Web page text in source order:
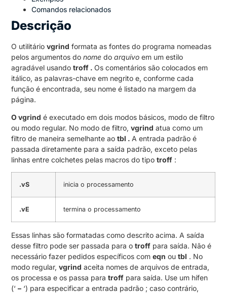
Comandos relacionados
Descrição
O utilitáriovgrind formata as fontes do programa nomeadas
pelos argumentos donome doarquivo em um estilo
agradável usandotroff .Os comentários são colocados em
itálico, as palavras-chave em negrito e, conforme cada
função é encontrada, seu nome é listado na margem da
página.
O vgrind é executado em dois modos básicos, modo de filtro
ou modo regular. No modo de filtro,vgrind atua como um
filtro de maneira semelhante aotbl . A entrada padrão é
passada diretamente para a saída padrão, exceto pelas
linhas entre colchetes pelas macros do tipotroff :
.vS inicia o processamento
.vE termina o processamento
Essas linhas são formatadas como descrito acima. A saída
desse filtro pode ser passada para otroff para saída. Não é
necessário fazer pedidos específicos comeqn outbl . No
modo regular,vgrind aceita nomes de arquivos de entrada,
os processa e os passa paratroff para saída. Use um hífen
(‘– ‘) para especificar a entrada padrão ; caso contrário,